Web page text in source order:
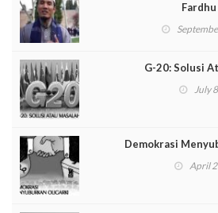
Fardhu
G-20: Solusi
July
Demokrasi
April